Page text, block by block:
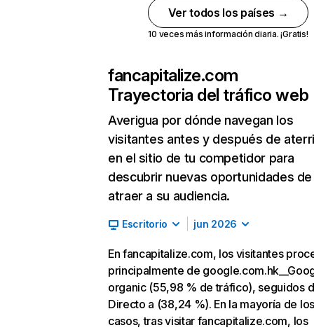
Ver todos los países →
10 veces más información diaria. ¡Gratis!
fancapitalize.com
Trayectoria del tráfico web
Averigua por dónde navegan los
visitantes antes y después de
en el sitio de tu competidor para
descubrir nuevas oportunidades de
atraer a su audiencia.
Escritorio jun 2026
En fancapitalize.com, los visitantes
principalmente de
organic (55,98 % de tráfico), seguidos
Directo a (38,24 %). En la mayoría de los
casos, tras visitar fancapitalize.com, los